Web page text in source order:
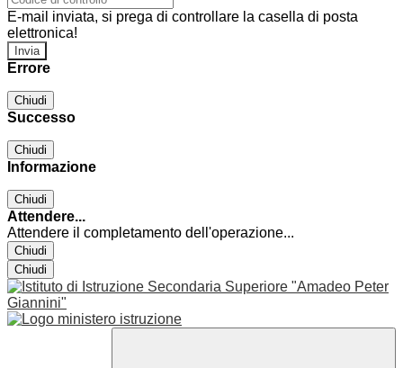
E-mail inviata, si prega di controllare la casella di posta
elettronica!
Errore
Chiudi
Successo
Chiudi
Informazione
Chiudi
Attendere...
Attendere il completamento dell'operazione...
Chiudi
Chiudi